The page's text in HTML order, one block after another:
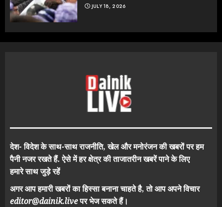
JULY 18, 2026
देश- विदेश के साथ-साथ राजनीति, खेल और मनोरंजन की खबरों पर हम
पैनी नजर रखते हैं. ऐसे में हर क्षेत्र की ताजातरीन खबरें पाने के लिए
हमारे साथ जुड़े रहें
अगर आप हमारी खबरों का हिस्सा बनाना चाहते है, तो आप अपने विचार
editor@dainik.liveपर भेज सकते हैं।